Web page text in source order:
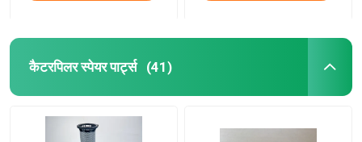
कैटरपिलर स्पेयर पार्ट्स (41)